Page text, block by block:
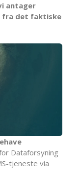
antager
fra det faktiske
Dataforsyning
tjeneste via